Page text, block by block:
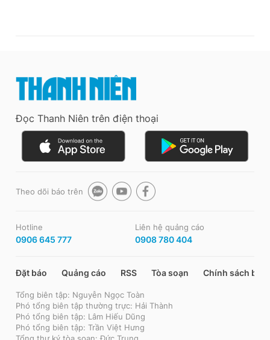
Đọc Thanh Niên trên điện thoại
Theo dõi báo trên
Hotline
0906 645 777
Liên hệ quảng cáo
0908 780 404
Đặt báo Quảng cáo RSS Tòa soạn Chính sách bảo
Tổng biên tập: Nguyễn Ngọc Toàn
Phó tổng biên tập thường trực: Hải Thành
Phó tổng biên tập: Lâm Hiếu Dũng
Phó tổng biên tập: Trần Việt Hưng